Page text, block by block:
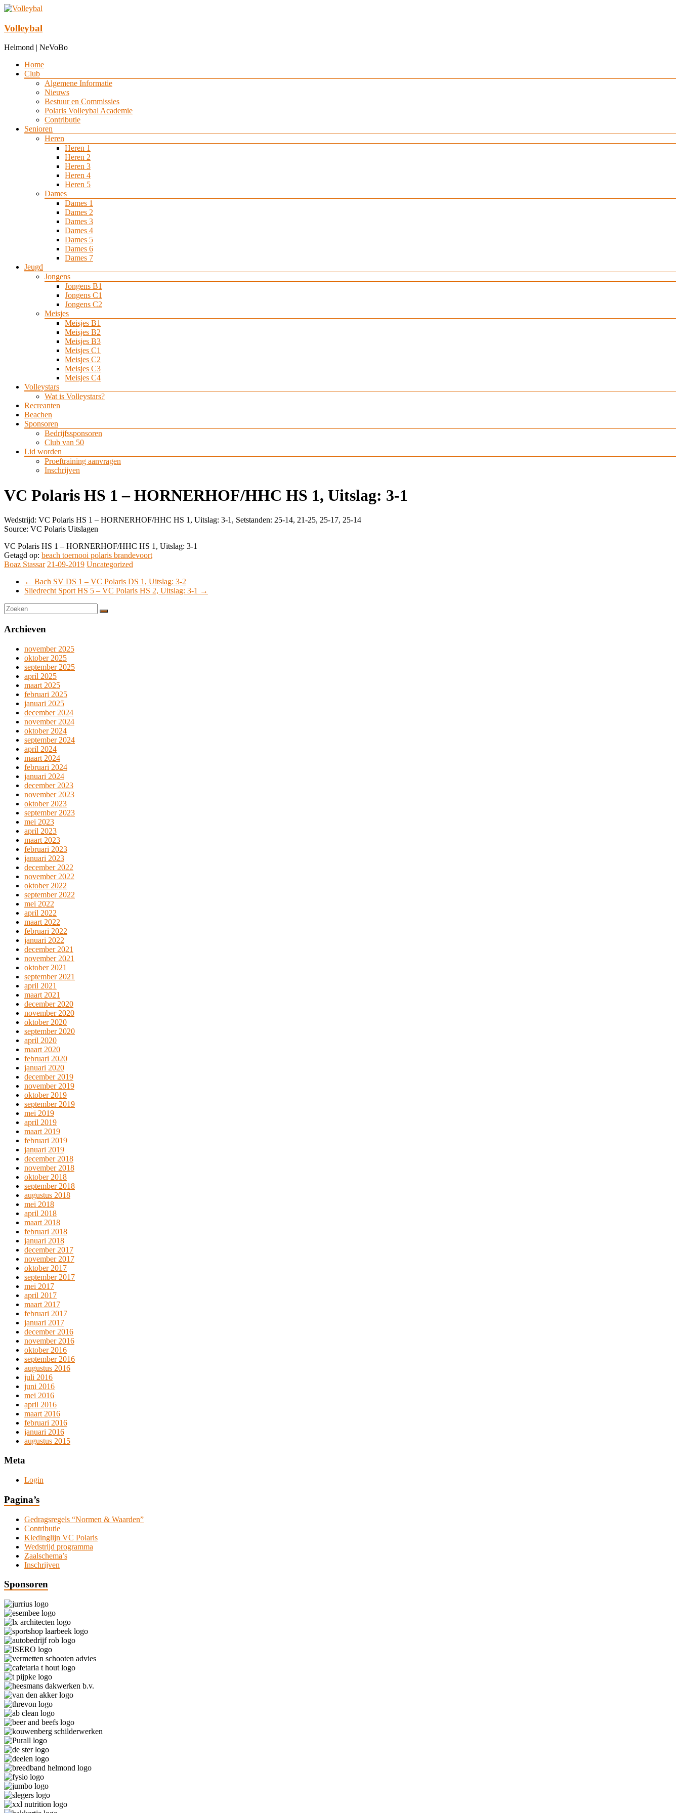
Ga
de
inhoud
Volleybal
Helmond | NeVoBo
Menu
Home
Club
Algemene Informatie
Nieuws
Bestuur en Commissies
Polaris Volleybal Academie
Contributie
Senioren
Heren
Heren 1
Heren 2
Heren 3
Heren 4
Heren 5
Dames
Dames 1
Dames 2
Dames 3
Dames 4
Dames 5
Dames 6
Dames 7
Jeugd
Jongens
Jongens B1
Jongens C1
Jongens C2
Meisjes
Meisjes B1
Meisjes B2
Meisjes B3
Meisjes C1
Meisjes C2
Meisjes C3
Meisjes C4
Volleystars
Wat is Volleystars?
Recreanten
Beachen
Sponsoren
Bedrijfssponsoren
Club van 50
Lid worden
Proeftraining aanvragen
Inschrijven
VC Polaris HS 1 – HORNERHOF/HHC HS 1, Uitslag: 3-1
Wedstrijd: VC Polaris HS 1 – HORNERHOF/HHC HS 1, Uitslag: 3-1, Setstanden: 25-14, 21-25, 25-17, 25-14
Source: VC Polaris Uitslagen
VC Polaris HS 1 – HORNERHOF/HHC HS 1, Uitslag: 3-1
Getagd op: beach toernooi polaris brandevoort
Boaz Stassar 21-09-2019 Uncategorized
← Bach SV DS 1 – VC Polaris DS 1, Uitslag: 3-2
Sliedrecht Sport HS 5 – VC Polaris HS 2, Uitslag: 3-1 →
Archieven
november 2025
oktober 2025
september 2025
april 2025
maart 2025
februari 2025
januari 2025
december 2024
november 2024
oktober 2024
september 2024
april 2024
maart 2024
februari 2024
januari 2024
december 2023
november 2023
oktober 2023
september 2023
mei 2023
april 2023
maart 2023
februari 2023
januari 2023
december 2022
november 2022
oktober 2022
september 2022
mei 2022
april 2022
maart 2022
februari 2022
januari 2022
december 2021
november 2021
oktober 2021
september 2021
april 2021
maart 2021
december 2020
november 2020
oktober 2020
september 2020
april 2020
maart 2020
februari 2020
januari 2020
december 2019
november 2019
oktober 2019
september 2019
mei 2019
april 2019
maart 2019
februari 2019
januari 2019
december 2018
november 2018
oktober 2018
september 2018
augustus 2018
mei 2018
april 2018
maart 2018
februari 2018
januari 2018
december 2017
november 2017
oktober 2017
september 2017
mei 2017
april 2017
maart 2017
februari 2017
januari 2017
december 2016
november 2016
oktober 2016
september 2016
augustus 2016
juli 2016
juni 2016
mei 2016
april 2016
maart 2016
februari 2016
januari 2016
augustus 2015
Meta
Login
Pagina’s
Gedragsregels “Normen & Waarden”
Contributie
Kledinglijn VC Polaris
Wedstrijd programma
Zaalschema’s
Inschrijven
Sponsoren